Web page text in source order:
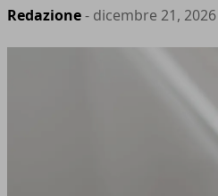
Redazione- dicembre 21, 2026